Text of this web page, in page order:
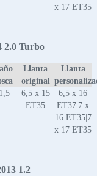
x 17 ET35
2.0 Turbo
Llanta
original
Llanta
6,5 x 15
ET35
6,5 x 16
ET37|7 x
16 ET35|7
x 17 ET35
1.2